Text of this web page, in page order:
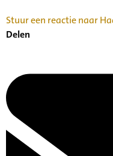
Stuur een reactie naar
Delen